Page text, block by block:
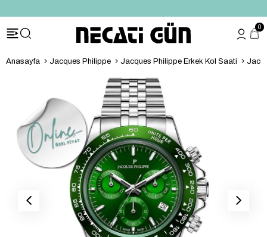
0
Anasayfa Jacques Philippe Jacques Philippe Erkek Kol Saati